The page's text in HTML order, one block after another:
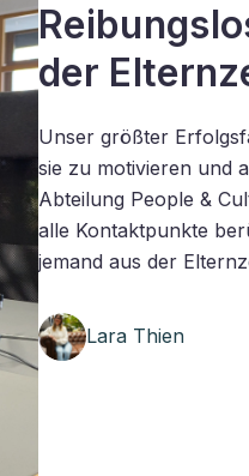
der
Unser größter
sie zu motivieren und
Abteilung People &
alle Kontaktpunkte
jemand aus der
Lara Thien